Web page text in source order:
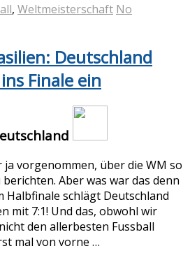
, Weltmeisterschaft No
Deutschland
Finale ein
vorgenommen, über die WM so
Aber was war das denn
Halbfinale schlägt Deutschland
mit 7:1! Und das, obwohl wir
den allerbesten Fussball
mal von vorne …